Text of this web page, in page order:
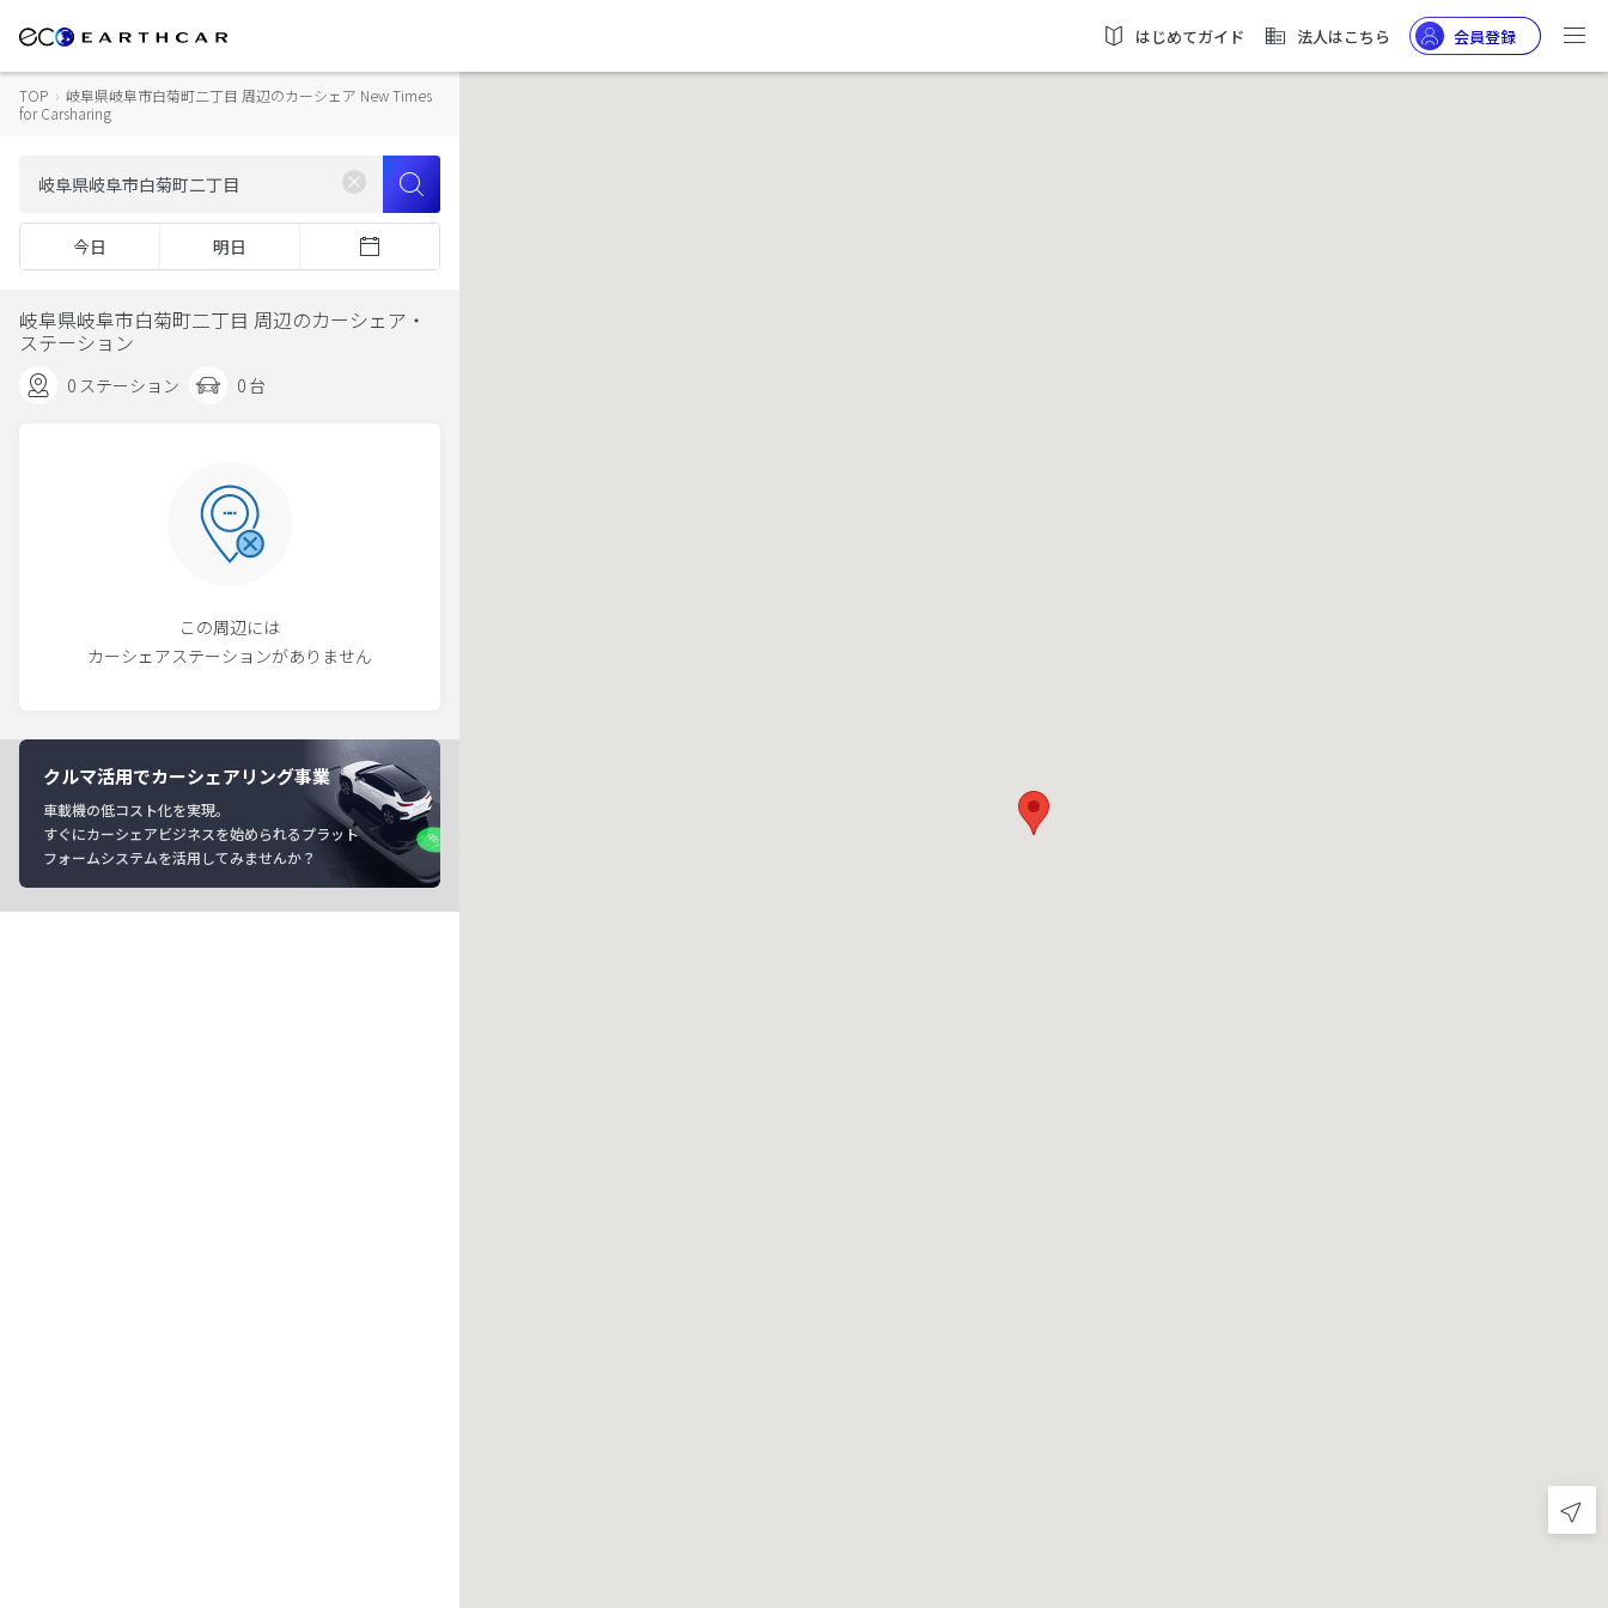
はじめてガイド 法人はこちら 会員登録
TOP › 岐阜県岐阜市白菊町二丁目 周辺のカーシェア New Times
for Carsharing
今日 明日
岐阜県岐阜市白菊町二丁目 周辺のカーシェア・
ステーション
0 ステーション 0 台
この周辺には
カーシェアステーションがありません
クルマ活用でカーシェアリング事業
車載機の低コスト化を実現。
すぐにカーシェアビジネスを始められるプラット
フォームシステムを活用してみませんか？